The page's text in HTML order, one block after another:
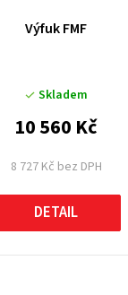
Výfuk FMF
Skladem
8 727 Kč bez DPH
10 560 Kč
DETAIL